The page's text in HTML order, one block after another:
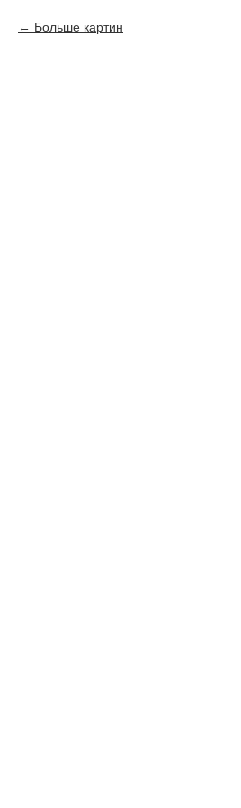
Больше картин